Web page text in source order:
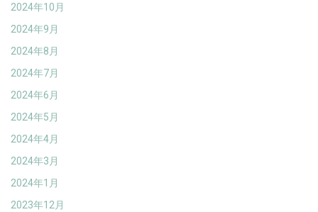
2024年10月
2024年9月
2024年8月
2024年7月
2024年6月
2024年5月
2024年4月
2024年3月
2024年1月
2023年12月